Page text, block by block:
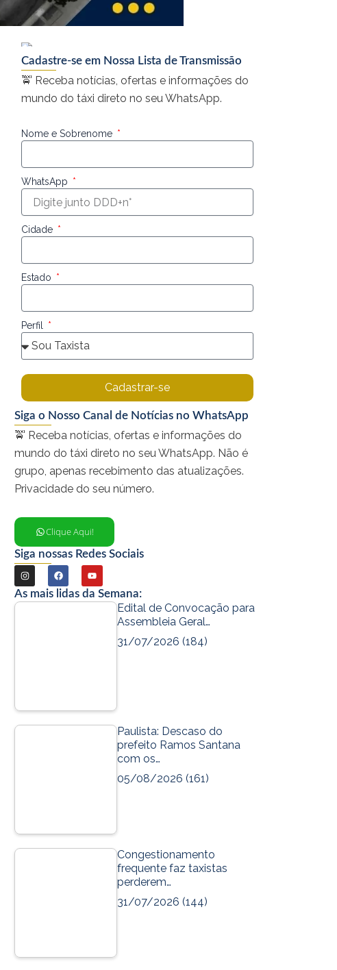
Cadastre-se em Nossa Lista de Transmissão
🚖 Receba notícias, ofertas e informações do
mundo do táxi direto no seu WhatsApp.
Nome e Sobrenome
WhatsApp
Cidade
Estado
Perfil
Cadastrar-se
Siga o Nosso Canal de Notícias no WhatsApp
🚖 Receba notícias, ofertas e informações do
mundo do táxi direto no seu WhatsApp. Não é
grupo, apenas recebimento das atualizações.
Privacidade do seu número.
Clique Aqui!
Siga nossas Redes Sociais
I
n
m
F
a
Y
o
As mais lidas da Semana:
Edital de Convocação para
Assembleia Geral…
31/07/2026 (184)
Paulista: Descaso do
prefeito Ramos Santana
com os…
05/08/2026 (161)
Congestionamento
frequente faz taxistas
perderem…
31/07/2026 (144)